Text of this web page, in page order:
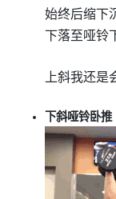
始终后缩下
下落至哑铃
上斜我还是
下斜哑铃卧推